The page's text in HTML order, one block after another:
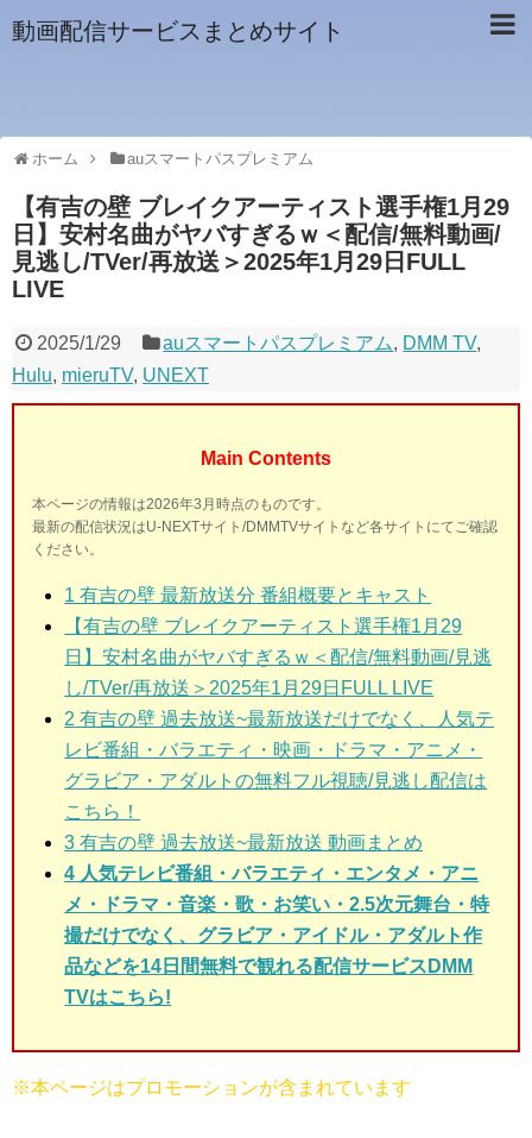
動画配信サービスまとめサイト
ホーム auスマートパスプレミアム
【有吉の壁 ブレイクアーティスト選手権1月29
日】安村名曲がヤバすぎるｗ＜配信/無料動画/
見逃し/TVer/再放送＞2025年1月29日FULL
LIVE
2025/1/29 auスマートパスプレミアム, DMM TV,
Hulu, mieruTV, UNEXT
Main Contents
本ページの情報は2026年3月時点のものです。
最新の配信状況はU-NEXTサイト/DMMTVサイトなど各サイトにてご確認
ください。
1 有吉の壁最新放送分 番組概要とキャスト
【有吉の壁 ブレイクアーティスト選手権1月29
日】安村名曲がヤバすぎるｗ＜配信/無料動画/見逃
し/TVer/再放送＞2025年1月29日FULL LIVE
2 有吉の壁 過去放送~最新放送だけでなく、人気テ
レビ番組・バラエティ・映画・ドラマ・アニメ・
グラビア・アダルトの無料フル視聴/見逃し配信は
こちら！
3 有吉の壁 過去放送~最新放送 動画まとめ
4 人気テレビ番組・バラエティ・エンタメ・アニ
メ・ドラマ・音楽・歌・お笑い・2.5次元舞台・特
撮だけでなく、グラビア・アイドル・アダルト作
品などを14日間無料で観れる配信サービスDMM
TVはこちら!
※本ページはプロモーションが含まれています